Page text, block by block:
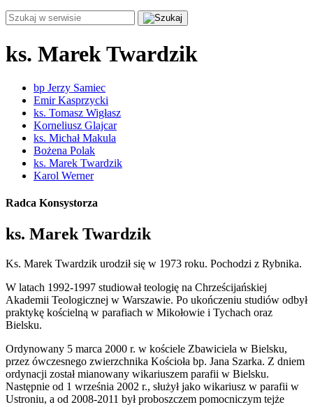
ks. Marek Twardzik
bp Jerzy Samiec
Emir Kasprzycki
ks. Tomasz Wigłasz
Korneliusz Glajcar
ks. Michał Makula
Bożena Polak
ks. Marek Twardzik
Karol Werner
Radca Konsystorza
ks. Marek Twardzik
Ks. Marek Twardzik urodził się w 1973 roku. Pochodzi z Rybnika.
W latach 1992-1997 studiował teologię na Chrześcijańskiej
Akademii Teologicznej w Warszawie. Po ukończeniu studiów odbył
praktykę kościelną w parafiach w Mikołowie i Tychach oraz
Bielsku.
Ordynowany 5 marca 2000 r. w kościele Zbawiciela w Bielsku,
przez ówczesnego zwierzchnika Kościoła bp. Jana Szarka. Z dniem
ordynacji został mianowany wikariuszem parafii w Bielsku.
Następnie od 1 września 2002 r., służył jako wikariusz w parafii w
Ustroniu, a od 2008-2011 był proboszczem pomocniczym tejże